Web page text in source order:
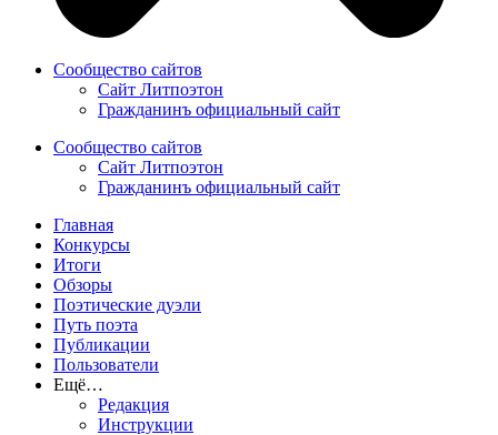
Сообщество сайтов
Сайт Литпоэтон
Гражданинъ официальный сайт
Сообщество сайтов
Сайт Литпоэтон
Гражданинъ официальный сайт
Главная
Конкурсы
Итоги
Обзоры
Поэтические дуэли
Путь поэта
Публикации
Пользователи
Ещё…
Редакция
Инструкции